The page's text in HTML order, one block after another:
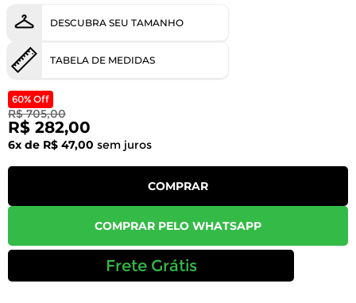
DESCUBRA SEU TAMANHO
TABELA DE MEDIDAS
60% Off
R$ 705,00
R$ 282,00
6x de R$ 47,00 sem juros
COMPRAR
COMPRAR PELO WHATSAPP
Frete Grátis